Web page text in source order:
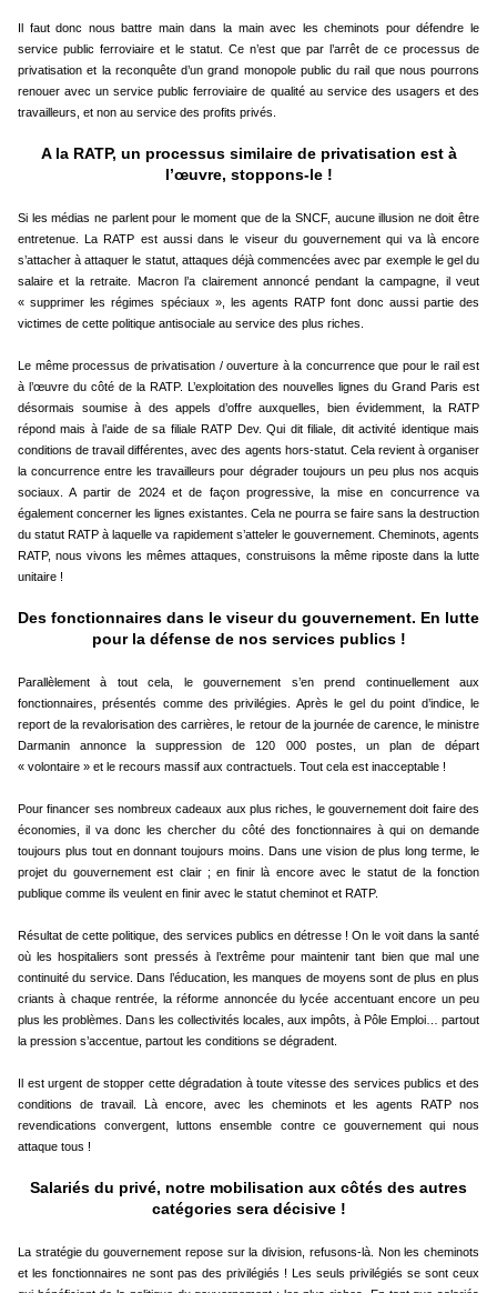
Il faut donc nous battre main dans la main avec les cheminots pour défendre le
service public ferroviaire et le statut. Ce n’est que par l’arrêt de ce processus de
privatisation et la reconquête d’un grand monopole public du rail que nous pourrons
renouer avec un service public ferroviaire de qualité au service des usagers et des
travailleurs, et non au service des profits privés.
A la RATP, un processus similaire de privatisation est à
l’œuvre, stoppons-le !
Si les médias ne parlent pour le moment que de la SNCF, aucune illusion ne doit être
entretenue. La RATP est aussi dans le viseur du gouvernement qui va là encore
s’attacher à attaquer le statut, attaques déjà commencées avec par exemple le gel du
salaire et la retraite. Macron l’a clairement annoncé pendant la campagne, il veut
« supprimer les régimes spéciaux », les agents RATP font donc aussi partie des
victimes de cette politique antisociale au service des plus riches.
Le même processus de privatisation / ouverture à la concurrence que pour le rail est
à l’œuvre du côté de la RATP. L’exploitation des nouvelles lignes du Grand Paris est
désormais soumise à des appels d’offre auxquelles, bien évidemment, la RATP
répond mais à l’aide de sa filiale RATP Dev. Qui dit filiale, dit activité identique mais
conditions de travail différentes, avec des agents hors-statut. Cela revient à organiser
la concurrence entre les travailleurs pour dégrader toujours un peu plus nos acquis
sociaux. A partir de 2024 et de façon progressive, la mise en concurrence va
également concerner les lignes existantes. Cela ne pourra se faire sans la destruction
du statut RATP à laquelle va rapidement s’atteler le gouvernement. Cheminots, agents
RATP, nous vivons les mêmes attaques, construisons la même riposte dans la lutte
unitaire !
Des fonctionnaires dans le viseur du gouvernement. En lutte
pour la défense de nos services publics !
Parallèlement à tout cela, le gouvernement s’en prend continuellement aux
fonctionnaires, présentés comme des privilégies. Après le gel du point d’indice, le
report de la revalorisation des carrières, le retour de la journée de carence, le ministre
Darmanin annonce la suppression de 120 000 postes, un plan de départ
« volontaire » et le recours massif aux contractuels. Tout cela est inacceptable !
Pour financer ses nombreux cadeaux aux plus riches, le gouvernement doit faire des
économies, il va donc les chercher du côté des fonctionnaires à qui on demande
toujours plus tout en donnant toujours moins. Dans une vision de plus long terme, le
projet du gouvernement est clair ; en finir là encore avec le statut de la fonction
publique comme ils veulent en finir avec le statut cheminot et RATP.
Résultat de cette politique, des services publics en détresse ! On le voit dans la santé
où les hospitaliers sont pressés à l’extrême pour maintenir tant bien que mal une
continuité du service. Dans l’éducation, les manques de moyens sont de plus en plus
criants à chaque rentrée, la réforme annoncée du lycée accentuant encore un peu
plus les problèmes. Dans les collectivités locales, aux impôts, à Pôle Emploi… partout
la pression s’accentue, partout les conditions se dégradent.
Il est urgent de stopper cette dégradation à toute vitesse des services publics et des
conditions de travail. Là encore, avec les cheminots et les agents RATP nos
revendications convergent, luttons ensemble contre ce gouvernement qui nous
attaque tous !
Salariés du privé, notre mobilisation aux côtés des autres
catégories sera décisive !
La stratégie du gouvernement repose sur la division, refusons-là. Non les cheminots
et les fonctionnaires ne sont pas des privilégiés ! Les seuls privilégiés se sont ceux